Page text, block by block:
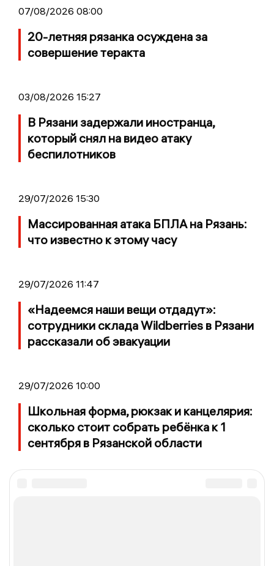
07/08/2026 08:00
20-летняя рязанка осуждена за
совершение теракта
03/08/2026 15:27
В Рязани задержали иностранца,
который снял на видео атаку
беспилотников
29/07/2026 15:30
Массированная атака БПЛА на Рязань:
что известно к этому часу
29/07/2026 11:47
«Надеемся наши вещи отдадут»:
сотрудники склада Wildberries в Рязани
рассказали об эвакуации
29/07/2026 10:00
Школьная форма, рюкзак и канцелярия:
сколько стоит собрать ребёнка к 1
сентября в Рязанской области